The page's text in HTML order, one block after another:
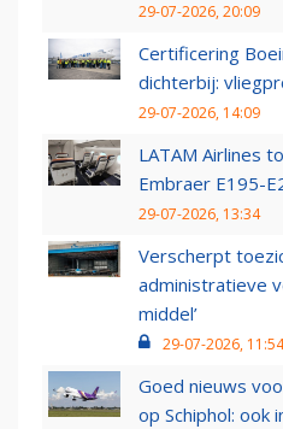
29-07-2026, 20:09
Certificering
dichterbij:
29-07-2026, 14:09
LATAM Airlines
Embraer E195-
29-07-2026, 13:34
Verscherpt
administratieve
middel’
29-07-2026, 11:54
Goed nieuws
op Schiphol: ook